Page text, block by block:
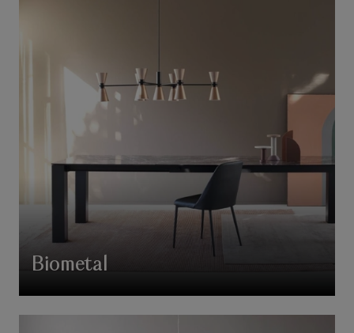
Biometal